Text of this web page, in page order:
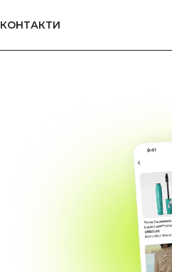
КОНТАКТИ